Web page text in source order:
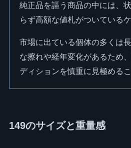
純正品を謳う商品の中には、
らず高額な値札がついている
市場に出ている個体の多くは
な擦れや経年変化があるため
ディションを慎重に見極める
149のサイズと重量感